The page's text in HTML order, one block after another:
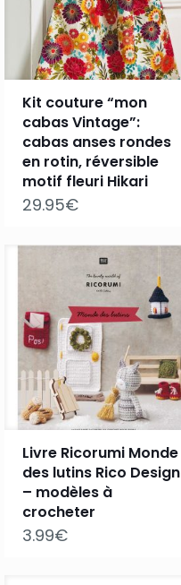
Kit couture “mon
cabas Vintage”:
cabas anses rondes
en rotin, réversible
motif fleuri Hikari
29.95€
Livre Ricorumi Monde
des lutins Rico Design
– modèles à
crocheter
3.99€